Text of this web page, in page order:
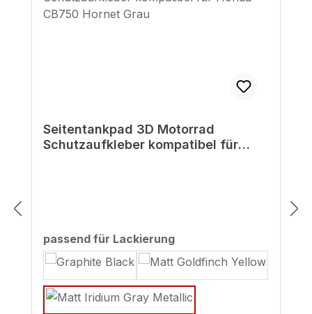
Seitentankpad 3D Motorrad
Schutzaufkleber kompatibel für
passend für Lackierungauswählen